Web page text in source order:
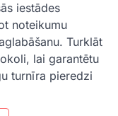
iestādes
noteikumu
Turklāt
lai garantētu
turnīra pieredzi